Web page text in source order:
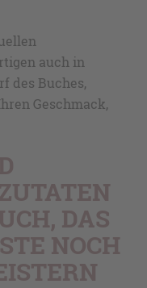
auch in
des Buches,
Geschmack,
DAS
NOCH